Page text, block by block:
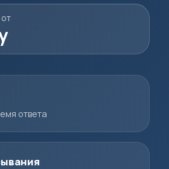
ответа